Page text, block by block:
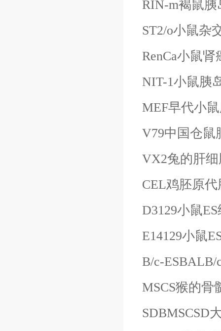
RIN-m褐鼠
ST2/o小鼠杂
RenCa小鼠肾
NIT-1小鼠胰
MEF早代小
V79中国仓鼠
VX2兔的肝
CEL鸡胚原
D3129小鼠
E14129小鼠
B/c-ESBALB/
MSCS猴的骨
SDBMSCSD